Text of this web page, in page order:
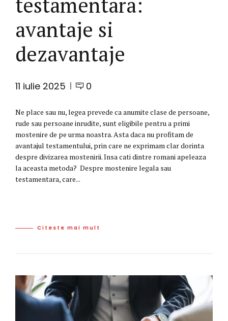
avantaje si
dezavantaje
11 iulie 2025 0
Ne place sau nu, legea prevede ca anumite clase de persoane,
rude sau persoane inrudite, sunt eligibile pentru a primi
mostenire de pe urma noastra. Asta daca nu profitam de
avantajul testamentului, prin care ne exprimam clar dorinta
despre divizarea mostenirii. Insa cati dintre romani apeleaza
la aceasta metoda? Despre mostenire legala sau
testamentara, care...
Citeste mai mult